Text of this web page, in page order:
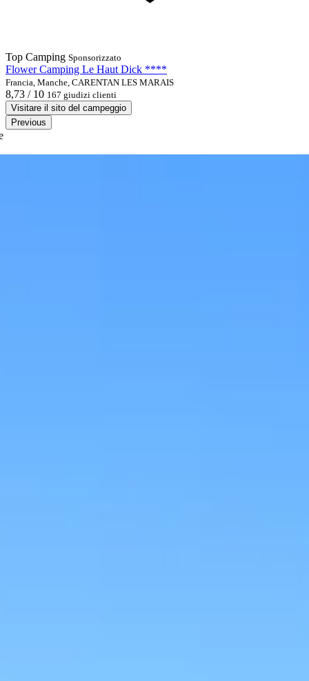
Top Camping Sponsorizzato
Flower Camping Le Haut Dick ****
Francia, Manche, CARENTAN LES MARAIS
8,73 / 10 167 giudizi clienti
Visitare il sito del campeggio
Previous